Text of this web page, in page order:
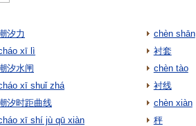
汐力
xī lì
汐水闸
xī shuǐ zhá
汐时距曲线
xī shí jù qū xiàn
chèn shān
衬套
chèn tào
衬线
chèn xiàn
秤